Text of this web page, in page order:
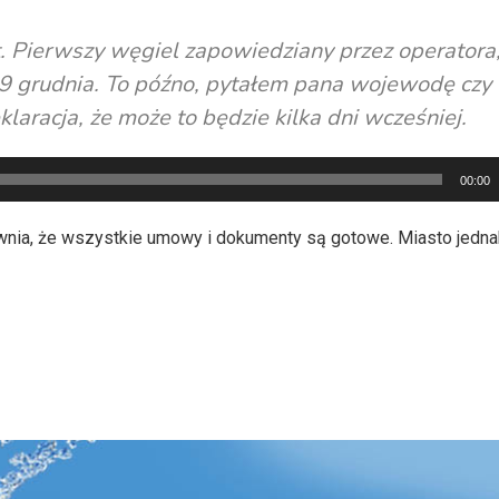
węgiel zapowiedziany przez
To późno, pytałem pana wojewodę czy
że może to będzie kilka dni wcześniej.
00:00
że wszystkie umowy i dokumenty są gotowe. Miasto